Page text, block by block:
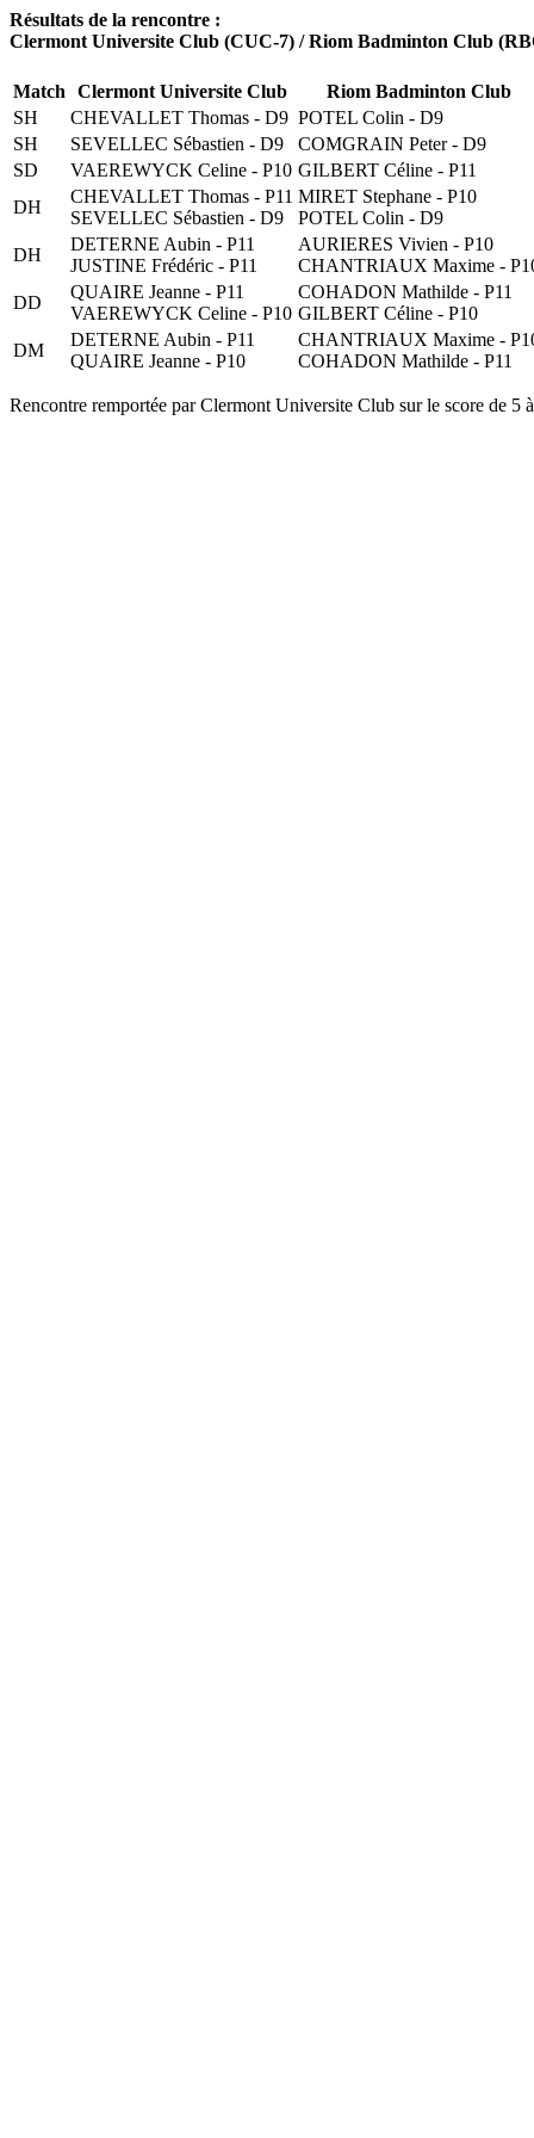
Résultats de la rencontre :
Clermont Universite Club (CUC-7) / Riom Badminton Club
Match Clermont Universite Club
Riom Badminton Club
SH
CHEVALLET Thomas - D9 POTEL Colin - D9
SH
SEVELLEC Sébastien - D9
COMGRAIN Peter - D9
SD
VAEREWYCK Celine - P10 GILBERT Céline - P11
DH
CHEVALLET Thomas - P11
SEVELLEC Sébastien - D9
MIRET Stephane - P10
POTEL Colin - D9
DH
DETERNE Aubin - P11
JUSTINE Frédéric - P11
AURIERES Vivien - P10
CHANTRIAUX Maxime -
DD
QUAIRE Jeanne - P11
VAEREWYCK Celine - P10
COHADON Mathilde - P11
GILBERT Céline - P10
DM
DETERNE Aubin - P11
QUAIRE Jeanne - P10
CHANTRIAUX Maxime -
COHADON Mathilde - P11
Rencontre remportée par Clermont Universite Club sur le score de 5